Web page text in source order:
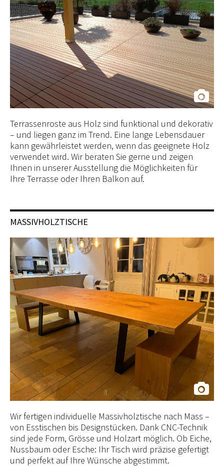
Terrassenroste aus Holz sind funktional und dekorativ
– und liegen ganz im Trend. Eine lange Lebensdauer
kann gewährleistet werden, wenn das geeignete Holz
verwendet wird. Wir beraten Sie gerne und zeigen
Ihnen in unserer Ausstellung die Möglichkeiten für
Ihre Terrasse oder Ihren Balkon auf.
MASSIVHOLZTISCHE
Wir fertigen individuelle Massivholztische nach Mass –
von Esstischen bis Designstücken. Dank CNC-Technik
sind jede Form, Grösse und Holzart möglich. Ob Eiche,
Nussbaum oder Esche: Ihr Tisch wird präzise gefertigt
und perfekt auf Ihre Wünsche abgestimmt.